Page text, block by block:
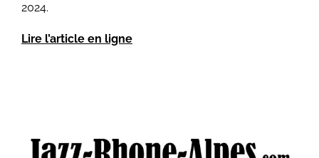
2024.
Lire l’article en ligne